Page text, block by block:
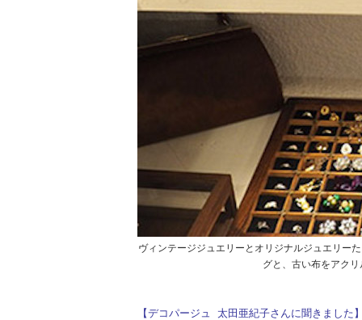
ヴィンテージジュエリーとオリジナルジュエリ
グと、古い布をアク
【デコパージュ 太田亜紀子さんに聞きました